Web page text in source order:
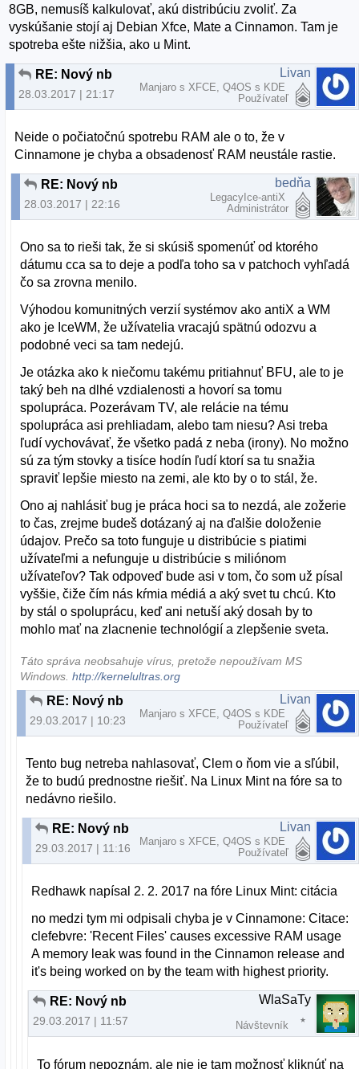
8GB, nemusíš kalkulovať, akú distribúciu zvoliť. Za
vyskúšanie stojí aj Debian Xfce, Mate a Cinnamon. Tam je
spotreba ešte nižšia, ako u Mint.
RE: Nový nb
28.03.2017 | 21:17
Livan
Manjaro s XFCE, Q4OS s KDE
Používateľ
Neide o počiatočnú spotrebu RAM ale o to, že v
Cinnamone je chyba a obsadenosť RAM neustále rastie.
RE: Nový nb
28.03.2017 | 22:16
bedňa
LegacyIce-antiX
Administrátor
Ono sa to rieši tak, že si skúsiš spomenúť od ktorého
dátumu cca sa to deje a podľa toho sa v patchoch vyhľadá
čo sa zrovna menilo.
Výhodou komunitných verzií systémov ako antiX a WM
ako je IceWM, že užívatelia vracajú spätnú odozvu a
podobné veci sa tam nedejú.
Je otázka ako k niečomu takému pritiahnuť BFU, ale to je
taký beh na dlhé vzdialenosti a hovorí sa tomu
spolupráca. Pozerávam TV, ale relácie na tému
spolupráca asi prehliadam, alebo tam niesu? Asi treba
ľudí vychovávať, že všetko padá z neba (irony). No možno
sú za tým stovky a tisíce hodín ľudí ktorí sa tu snažia
spraviť lepšie miesto na zemi, ale kto by o to stál, že.
Ono aj nahlásiť bug je práca hoci sa to nezdá, ale zožerie
to čas, zrejme budeš dotázaný aj na ďalšie doloženie
údajov. Prečo sa toto funguje u distribúcie s piatimi
užívateľmi a nefunguje u distribúcie s miliónom
užívateľov? Tak odpoveď bude asi v tom, čo som už písal
vyššie, čiže čím nás kŕmia médiá a aký svet tu chcú. Kto
by stál o spoluprácu, keď ani netuší aký dosah by to
mohlo mať na zlacnenie technológií a zlepšenie sveta.
Táto správa neobsahuje vírus, pretože nepoužívam MS
Windows.http://kernelultras.org
RE: Nový nb
29.03.2017 | 10:23
Livan
Manjaro s XFCE, Q4OS s KDE
Používateľ
Tento bug netreba nahlasovať, Clem o ňom vie a sľúbil,
že to budú prednostne riešiť. Na Linux Mint na fóre sa to
nedávno riešilo.
RE: Nový nb
29.03.2017 | 11:16
Livan
Manjaro s XFCE, Q4OS s KDE
Používateľ
Redhawk napísal 2. 2. 2017 na fóre Linux Mint: citácia
no medzi tym mi odpisali chyba je v Cinnamone: Citace:
clefebvre: 'Recent Files' causes excessive RAM usage
A memory leak was found in the Cinnamon release and
it's being worked on by the team with highest priority.
RE: Nový nb
29.03.2017 | 11:57
WlaSaTy
Návštevník
To fórum nepoznám, ale nie je tam možnosť kliknúť na